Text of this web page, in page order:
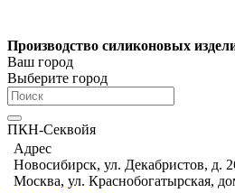
Производство силиконовых
Ваш город
Выберите город
ПКН-Секвойя
Адрес
Новосибирск, ул. Декабристов, д.
Москва, ул. Краснобогатырская,